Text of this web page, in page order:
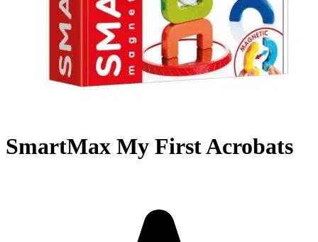
SmartMax My First Acrobats